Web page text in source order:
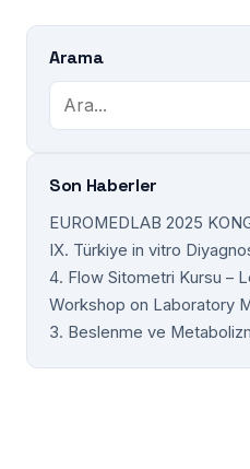
Arama
Son Haberler
EUROMEDLAB 2025
IX. Türkiye in vitro
4. Flow Sitometri Kursu –
Workshop on Laboratory
3. Beslenme ve